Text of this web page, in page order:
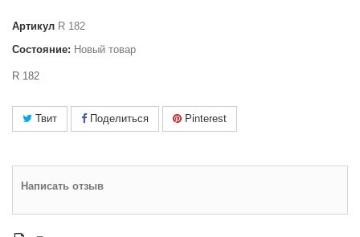
Артикул R 182
Состояние: Новый товар
R 182
Твит Поделиться Pinterest
Написать отзыв